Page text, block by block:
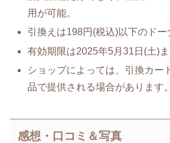
用が可能。
引換えは198円(税込)以下のドー
有効期限は2025年5月31日(土)ま
ショップによっては、引換カー
品で提供される場合があります。
感想・口コミ＆写真